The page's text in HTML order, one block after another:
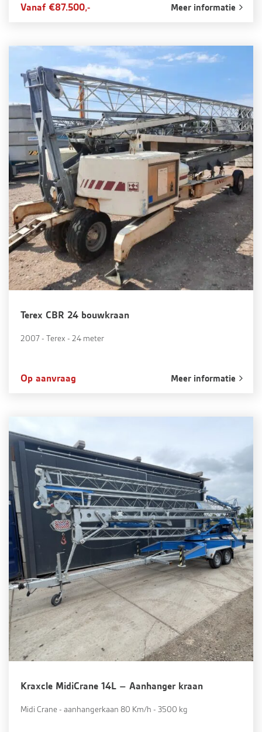
Vanaf €87.500,- Meer informatie
Terex CBR 24 bouwkraan
2007 - Terex - 24 meter
Op aanvraag Meer informatie
Kraxcle MidiCrane 14L – Aanhanger kraan
Midi Crane - aanhangerkaan 80 Km/h - 3500 kg